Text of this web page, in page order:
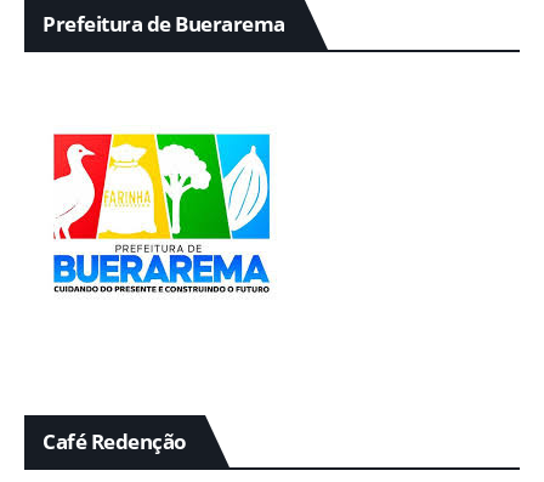
Prefeitura de Buerarema
Café Redenção